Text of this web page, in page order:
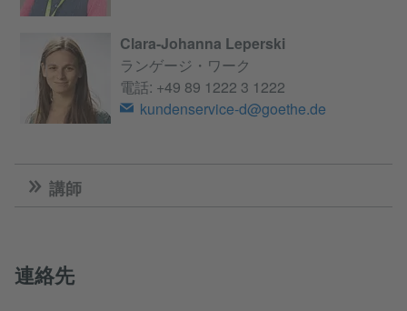
Clara-Johanna Leperski
ランゲージ・ワーク
電話: +49 89 1222 3 1222
kundenservice-d@goethe.de
講師
連絡先